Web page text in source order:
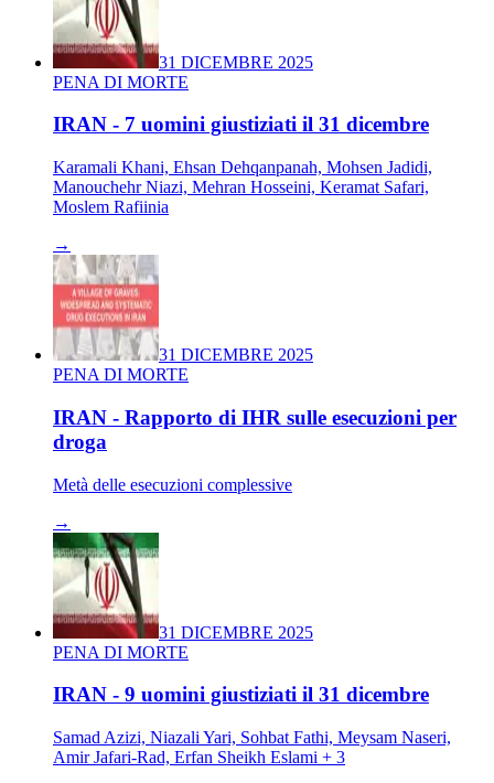
31 DICEMBRE 2025
PENA DI MORTE
IRAN - 7 uomini giustiziati il 31 dicembre
Karamali Khani, Ehsan Dehqanpanah, Mohsen Jadidi,
Manouchehr Niazi, Mehran Hosseini, Keramat Safari,
Moslem Rafiinia
→
31 DICEMBRE 2025
PENA DI MORTE
IRAN - Rapporto di IHR sulle esecuzioni per
droga
Metà delle esecuzioni complessive
→
31 DICEMBRE 2025
PENA DI MORTE
IRAN - 9 uomini giustiziati il 31 dicembre
Samad Azizi, Niazali Yari, Sohbat Fathi, Meysam Naseri,
Amir Jafari-Rad, Erfan Sheikh Eslami + 3